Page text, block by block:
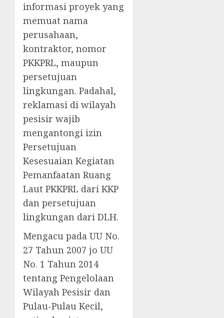
informasi proyek yang
memuat nama
perusahaan,
kontraktor, nomor
PKKPRL, maupun
persetujuan
lingkungan. Padahal,
reklamasi di wilayah
pesisir wajib
mengantongi izin
Persetujuan
Kesesuaian Kegiatan
Pemanfaatan Ruang
Laut PKKPRL dari KKP
dan persetujuan
lingkungan dari DLH.
Mengacu pada UU No.
27 Tahun 2007 jo UU
No. 1 Tahun 2014
tentang Pengelolaan
Wilayah Pesisir dan
Pulau-Pulau Kecil,